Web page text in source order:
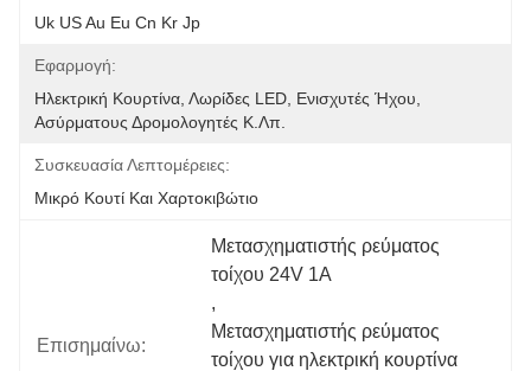
Uk US Au Eu Cn Kr Jp
Εφαρμογή:
Ηλεκτρική Κουρτίνα, Λωρίδες LED, Ενισχυτές Ήχου,
Ασύρματους Δρομολογητές Κ.λπ.
Συσκευασία Λεπτομέρειες:
Μικρό Κουτί Και Χαρτοκιβώτιο
Επισημαίνω:
Μετασχηματιστής ρεύματος
τοίχου 24V 1A
,
Μετασχηματιστής ρεύματος
τοίχου για ηλεκτρική κουρτίνα